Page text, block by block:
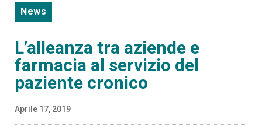
News
L’alleanza tra aziende e
farmacia al servizio del
paziente cronico
Aprile 17, 2019